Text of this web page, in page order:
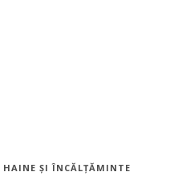
HAINE ȘI ÎNCĂLȚĂMINTE